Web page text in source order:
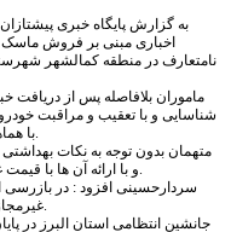
به گزارش پایگاه خبری
اخباری مبنی بر فروش ماسک
نامتعارف در منطقه کمالشهر
ماموران بلافاصله پس از دریافت
شناسایی و با تعقیب و مراقبت
با هماهنگی مقام قضائی اقدام به بازرسی آن کارگاه کردند.
متهمان بدون توجه به نکات
و با ارائه آن ها با قیمت غیر متعارف بازار اقلام بهداشتی را متشنج می کردند.
غیرمجاز که با شیوه غیربهداشتی تولید شده بودند کشف شد.
جانشین انتظامی استان البرز در